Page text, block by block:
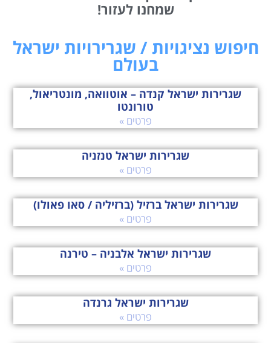
שמחנו לעזור!
חיפוש נציגויות / שגרירויות ישראל
בעולם
שגרירות ישראל קנדה – אוטוואה, מונטריאול,
טורונטו
פרטים »
שגרירות ישראל טנזניה
פרטים »
שגרירות ישראל ברזיל (ברזיליה / סאו פאולו)
פרטים »
שגרירות ישראל אלבניה – טירנה
פרטים »
שגרירות ישראל גרנדה
פרטים »